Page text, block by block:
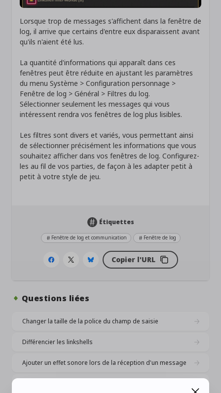
Lorsque trop de messages s'affichent dans la fenêtre de
log, il arrive que certains d'entre eux disparaissent avant
qu'ils n'aient été lus.
La quantité d'informations qui apparaît dans ces
fenêtres peut être réduite en ajustant les paramètres
du menu Système > Configuration personnage >
Fenêtre de log > Général > Filtres du log.
Sélectionner seulement les messages qui vous
intéressent rendra vos fenêtres de log plus lisibles.
Les filtres sont divers et variés, vous permettant ainsi
de sélectionner précisément les informations que vous
souhaitez afficher dans vos fenêtres de log. Configurez-
les au fil de vos parties, de façon à les adapter petit à
petit à votre style de jeu.
Étiquettes
Fenêtre de log et communication Fenêtre de log
Copier l'URL
Questions liées
Changer la taille de la police du champ de saisie
Différencier les linkshells
Ajouter un effet sonore lors de la réception d'un message